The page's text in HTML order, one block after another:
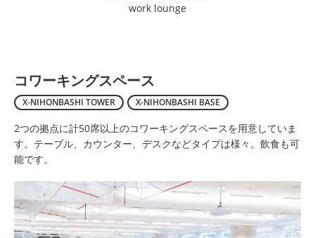
work lounge
コワーキングスペース
X-NIHONBASHI TOWER X-NIHONBASHI BASE
2つの拠点に計50席以上のコワーキングスペースを用意していま
す。テーブル、カウンター、デスクなどタイプは様々。飲食も可
能です。